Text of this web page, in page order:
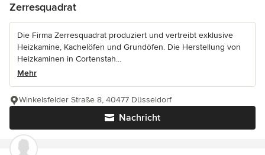
Zerresquadrat
Die Firma Zerresquadrat produziert und vertreibt exklusive
Heizkamine, Kachelöfen und Grundöfen. Die Herstellung von
Heizkaminen in Cortenstah...
Mehr
Nachricht
Winkelsfelder Straße 8, 40477 Düsseldorf